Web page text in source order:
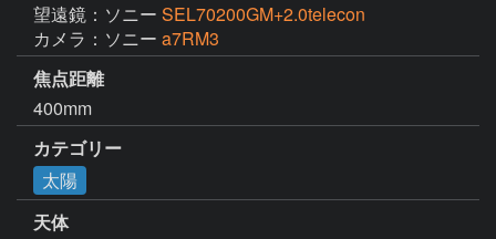
望遠鏡：ソニー SEL70200GM+2.0telecon
カメラ：ソニー a7RM3
焦点距離
400mm
カテゴリー
太陽
天体